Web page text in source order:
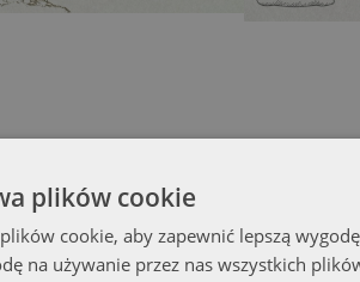
plików cookie
cookie, aby zapewnić lepszą
na używanie przez nas wszystkich